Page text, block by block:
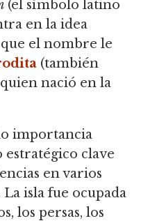
(el símbolo latino
en la idea
el nombre le
(también
quien nació en la
importancia
estratégico clave
en varios
isla fue ocupada
los persas, los